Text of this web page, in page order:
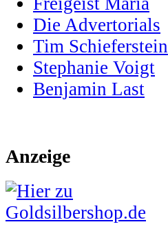
Die Advertorials
Tim Schieferstein
Stephanie Voigt
Benjamin Last
Anzeige